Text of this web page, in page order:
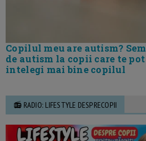
Copilul meu are autism?
de autism la copii care te
intelegi mai bine copilul
📻 RADIO: LIFESTYLE DESPRECOPII